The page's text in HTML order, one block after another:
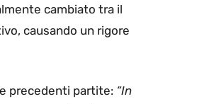
cambiato tra il
causando un rigore
precedenti partite: “In